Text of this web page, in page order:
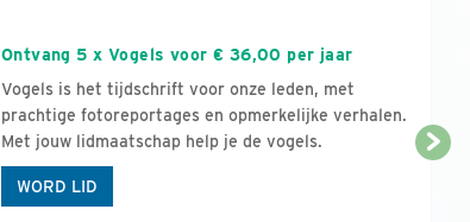
Ontvang 5 x Vogels voor € 36,00 per jaar
Vogels is het tijdschrift voor onze leden, met
prachtige fotoreportages en opmerkelijke verhalen.
Met jouw lidmaatschap help je de vogels.
WORD LID